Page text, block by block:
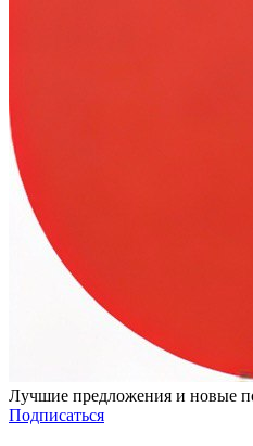
Лучшие предложения и новые
Подписаться